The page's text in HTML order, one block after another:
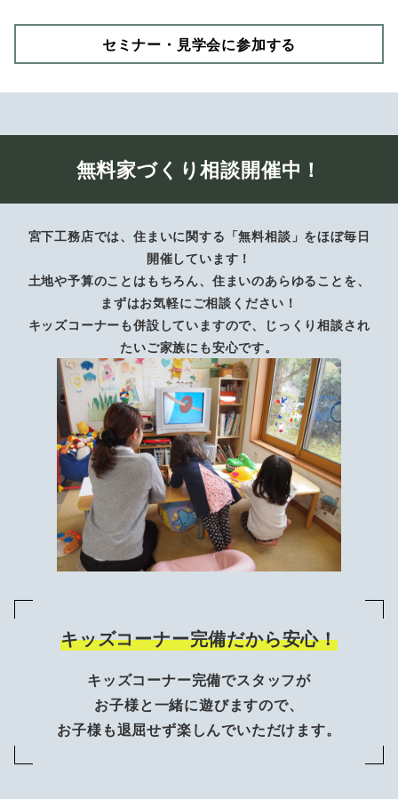
セミナー・見学会に参加する
無料家づくり相談開催中！
宮下工務店では、住まいに関する「無料相談」をほぼ毎日
開催しています！
土地や予算のことはもちろん、住まいのあらゆることを、
まずはお気軽にご相談ください！
キッズコーナーも併設していますので、じっくり相談され
たいご家族にも安心です。
キッズコーナー完備だから安心！
キッズコーナー完備でスタッフが
お子様と一緒に遊びますので、
お子様も退屈せず楽しんでいただけます。